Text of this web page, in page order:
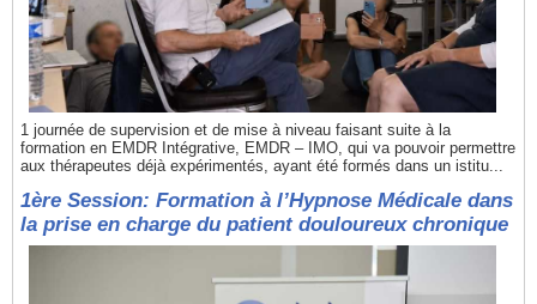
1 journée de supervision et de mise à niveau faisant suite à la
formation en EMDR Intégrative, EMDR – IMO, qui va pouvoir permettre
aux thérapeutes déjà expérimentés, ayant été formés dans un istitu...
1ère Session: Formation à l’Hypnose Médicale dans
la prise en charge du patient douloureux chronique